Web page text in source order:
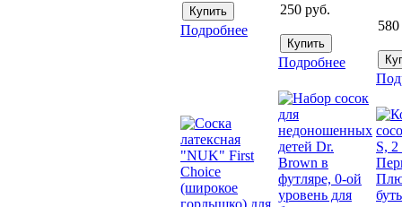
Подробнее
250 руб.
Подробнее
580